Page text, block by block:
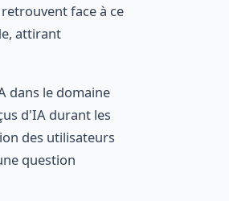
face à ce
attirant
dans le domaine
d'IA durant les
des utilisateurs
question